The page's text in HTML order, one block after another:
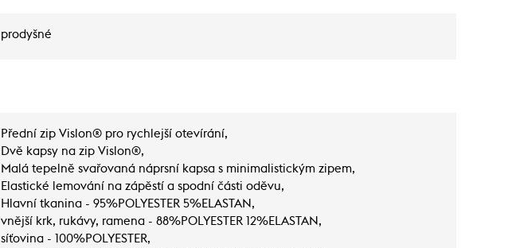
prodyšné
Přední zip Vislon® pro rychlejší otevírání,
Dvě kapsy na zip Vislon®,
Malá tepelně svařovaná náprsní kapsa s minimalistickým zipem,
Elastické lemování na zápěstí a spodní části oděvu,
Hlavní tkanina - 95%POLYESTER 5%ELASTAN,
vnější krk, rukávy, ramena - 88%POLYESTER 12%ELASTAN,
síťovina - 100%POLYESTER,